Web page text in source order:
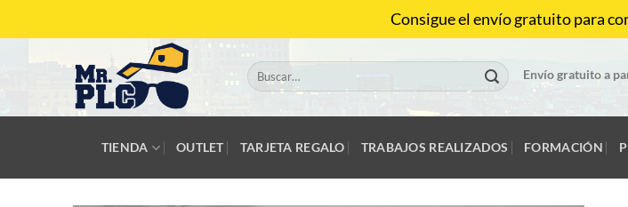
Buscar
por:
Envío gratuito a
TIENDA OUTLET TARJETA REGALO TRABAJOS REALIZADOS FORMACIÓN
Consigue el envío gratuito para